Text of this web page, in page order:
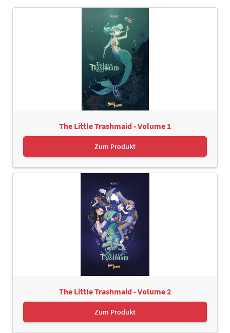
The Little Trashmaid - Volume 1
Zum Produkt
The Little Trashmaid - Volume 2
Zum Produkt